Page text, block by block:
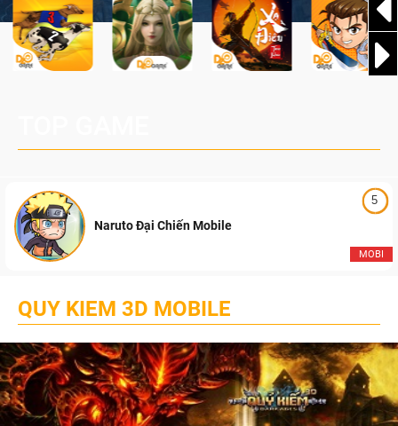
5
MOBI
Naruto Đại Chiến Mobile
QUY KIEM 3D MOBILE